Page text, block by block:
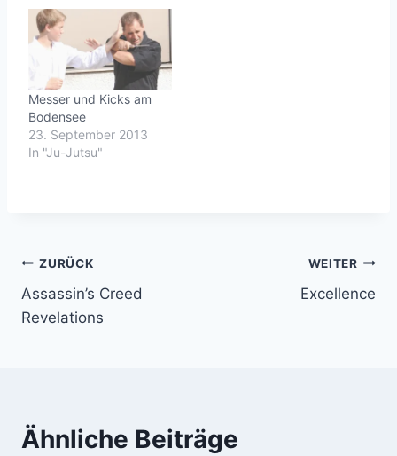
Jutsuka aus ganz
Deutschland haben sich
auch in diesem Jahr
wieder hier
zusammengefunden, um
gemeinsam zu
trainieren, zu saunieren,
sich auszutauschen und
die gute Luft des
Messer und Kicks am
Bodensee
23. September 2013
In "Ju-Jutsu"
Beitragsnavigation
ZURÜCK
Assassin’s Creed
Revelations
WEITER
Excellence
Ähnliche Beiträge